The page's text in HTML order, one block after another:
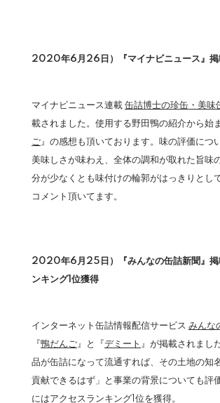
2020年6月26日）『マイナビニュース』掲
マイナビニュース連載 缶詰博士の珍缶・美味
載されました。使用する野田鴨の紹介から始
ご』の感想も頂いております。味の評価につ
美味しさが味わえ、全体の調和が取れた旨味
分が少なくとも味付けの輪郭がはっきりとし
コメント頂いてます。
2020年6月25日）『みんなの缶詰新聞』掲
ンキング1位獲得
インターネット缶詰情報配信サービス みんな
『鴨だんご』と『デミート 』が掲載されまし
品が缶詰になって流通すれば、その土地の知
貢献できるはず」と事業の背景についても評
にはアクセスランキング1位を獲得。